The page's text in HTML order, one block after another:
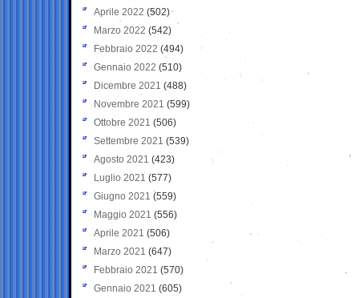
Aprile 2022 (502)
Marzo 2022 (542)
Febbraio 2022 (494)
Gennaio 2022 (510)
Dicembre 2021 (488)
Novembre 2021 (599)
Ottobre 2021 (506)
Settembre 2021 (539)
Agosto 2021 (423)
Luglio 2021 (577)
Giugno 2021(559)
Maggio 2021 (556)
Aprile 2021 (506)
Marzo 2021 (647)
Febbraio 2021 (570)
Gennaio 2021 (605)